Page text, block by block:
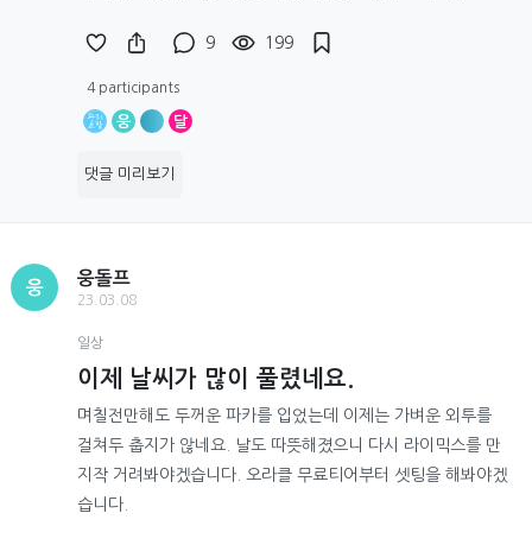
9 199
4 participants
웅 달
댓글 미리보기
웅
웅돌프
23.03.08
일상
이제 날씨가 많이 풀렸네요.
며칠전만해도 두꺼운 파카를 입었는데 이제는 가벼운 외투를
걸쳐두 춥지가 않네요. 날도 따뜻해졌으니 다시 라이믹스를 만
지작 거려봐야겠습니다. 오라클 무료티어부터 셋팅을 해봐야겠
습니다.